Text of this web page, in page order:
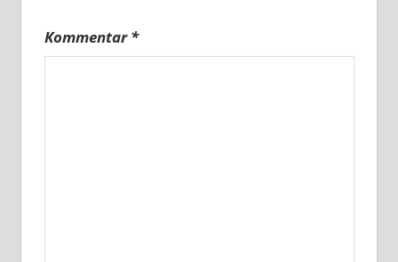
Kommentar*